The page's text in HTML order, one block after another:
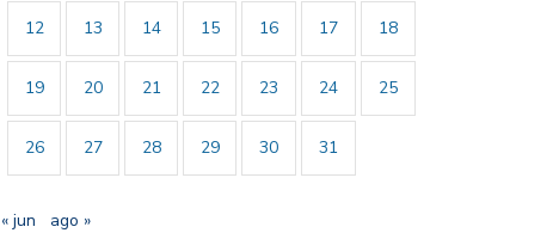
12 13 14 15 16 17 18
19 20 21 22 23 24 25
26 27 28 29 30 31
« jun ago »